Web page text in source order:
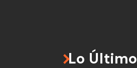
Lo Último